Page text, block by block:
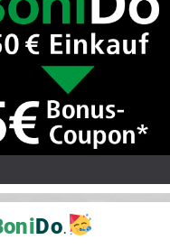
Do.